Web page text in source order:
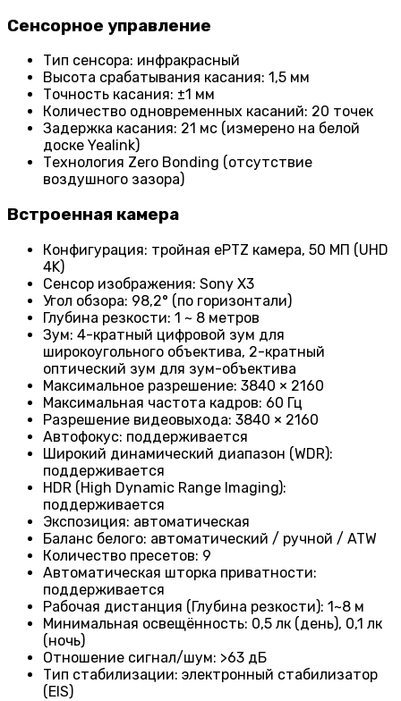
Сенсорное управление
Тип сенсора: инфракрасный
Высота срабатывания касания: 1,5 мм
Точность касания: ±1 мм
Количество одновременных касаний: 20 точек
Задержка касания: 21 мс (измерено на белой
доске Yealink)
Технология Zero Bonding (отсутствие
воздушного зазора)
Встроенная камера
Конфигурация: тройная ePTZ камера, 50 МП (UHD
4K)
Сенсор изображения: Sony X3
Угол обзора: 98,2° (по горизонтали)
Глубина резкости: 1 ~ 8 метров
Зум: 4-кратный цифровой зум для
широкоугольного объектива, 2-кратный
оптический зум для зум-объектива
Максимальное разрешение: 3840 × 2160
Максимальная частота кадров: 60 Гц
Разрешение видеовыхода: 3840 × 2160
Автофокус: поддерживается
Широкий динамический диапазон (WDR):
поддерживается
HDR (High Dynamic Range Imaging):
поддерживается
Экспозиция: автоматическая
Баланс белого: автоматический / ручной / ATW
Количество пресетов: 9
Автоматическая шторка приватности:
поддерживается
Рабочая дистанция (Глубина резкости): 1~8 м
Минимальная освещённость: 0,5 лк (день), 0,1 лк
(ночь)
Отношение сигнал/шум: >63 дБ
Тип стабилизации: электронный стабилизатор
(EIS)